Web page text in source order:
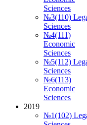
Sciences
№3(110)
Sciences
№4(111)
Economic
Sciences
№5(112)
Sciences
№6(113)
Economic
Sciences
2019
№1(102)